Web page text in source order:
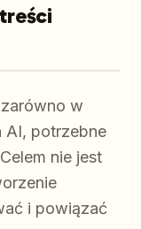
w
AI, potrzebne
nie jest
i powiązać